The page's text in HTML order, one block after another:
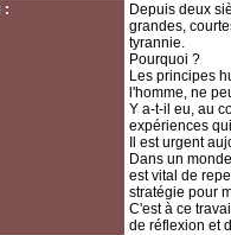
:
Depuis deux
grandes,
tyrannie.
Pourquoi ?
Les principes
l'homme, ne
Y a-t-il eu, au
expériences
Il est urgent
Dans un
est vital de
stratégie pour
C'est à ce
de réflexion et